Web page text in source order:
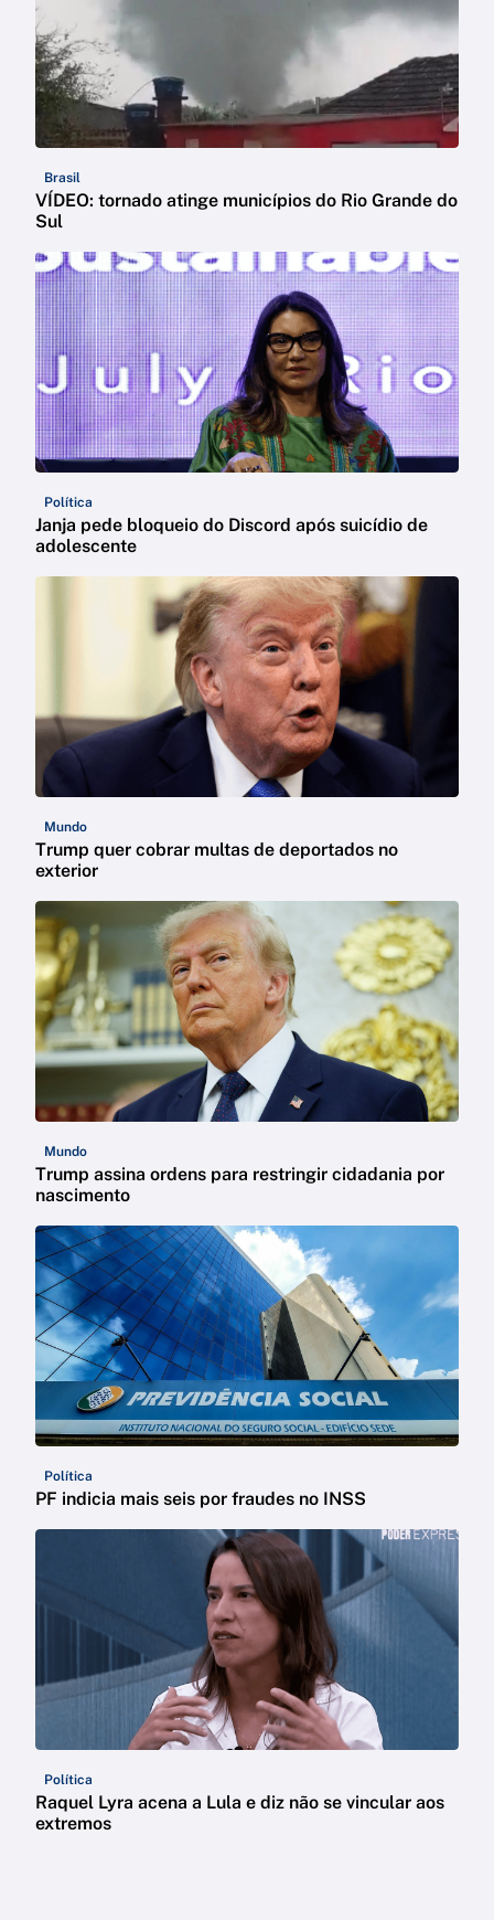
Brasil
VÍDEO: tornado atinge municípios do Rio Grande do
Sul
Política
Janja pede bloqueio do Discord após suicídio de
adolescente
Mundo
Trump quer cobrar multas de deportados no
exterior
Mundo
Trump assina ordens para restringir cidadania por
nascimento
Política
PF indicia mais seis por fraudes no INSS
Política
Raquel Lyra acena a Lula e diz não se vincular aos
extremos